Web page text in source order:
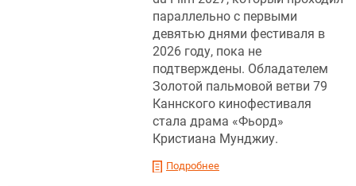
параллельно с первыми
девятью днями фестиваля в
2026 году, пока не
подтверждены. Обладателем
Золотой пальмовой ветви 79
Каннского кинофестиваля
стала драма «Фьорд»
Кристиана Мунджиу .
Подробнее